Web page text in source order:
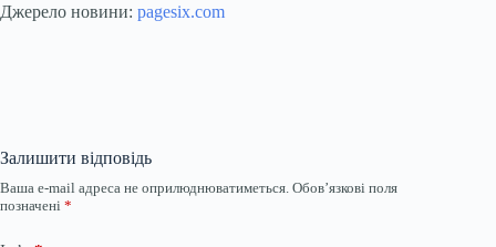
Джерело новини: pagesix.com
Залишити відповідь
Ваша e-mail адреса не оприлюднюватиметься. Обов’язкові поля
позначені *